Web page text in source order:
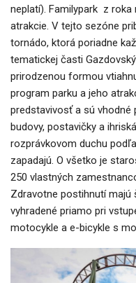
neplatí). Familypark z roka
atrakcie. V tejto sezóne
tornádo, ktorá poriadne
tematickej časti
prirodzenou formou
program parku a jeho
predstavivosť a sú
budovy, postavičky a
rozprávkovom duchu
zapadajú. O všetko je
250 vlastných
Zdravotne postihnutí majú
vyhradené priamo pri
motocykle a e-bicykle s